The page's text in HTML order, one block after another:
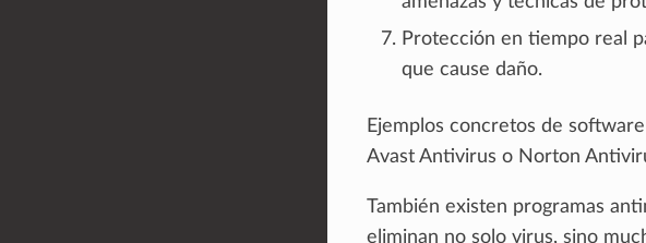
Protección en tiempo real
que cause daño.
Ejemplos concretos de
Avast Antivirus o Norton
También existen programas
eliminan no solo virus, sino